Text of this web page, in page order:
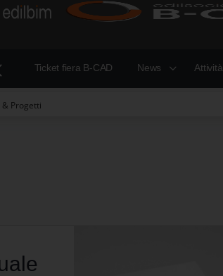
Ticket fiera B-CAD News Attività